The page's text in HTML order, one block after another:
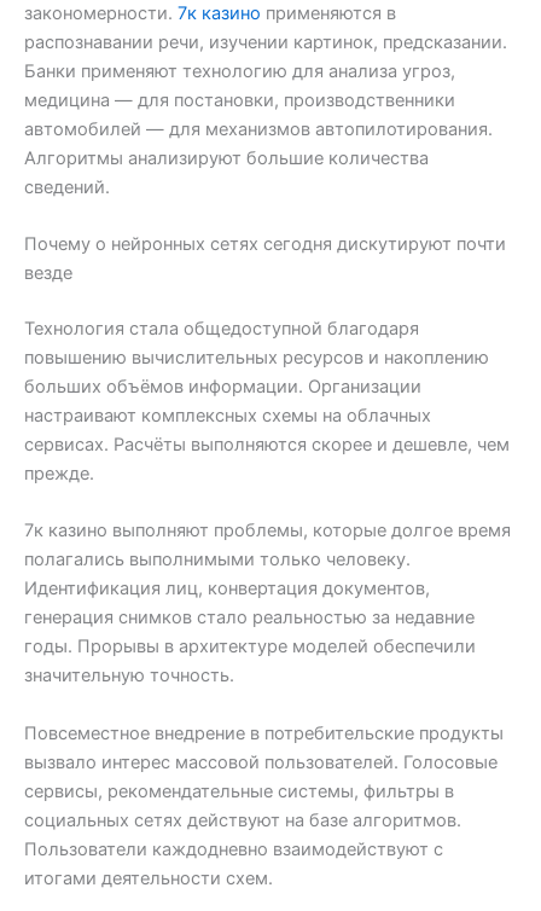
закономерности. 7к казино применяются в
распознавании речи, изучении картинок, предсказании.
Банки применяют технологию для анализа угроз,
медицина — для постановки, производственники
автомобилей — для механизмов автопилотирования.
Алгоритмы анализируют большие количества
сведений.
Почему о нейронных сетях сегодня дискутируют почти
везде
Технология стала общедоступной благодаря
повышению вычислительных ресурсов и накоплению
больших объёмов информации. Организации
настраивают комплексных схемы на облачных
сервисах. Расчёты выполняются скорее и дешевле, чем
прежде.
7к казино выполняют проблемы, которые долгое время
полагались выполнимыми только человеку.
Идентификация лиц, конвертация документов,
генерация снимков стало реальностью за недавние
годы. Прорывы в архитектуре моделей обеспечили
значительную точность.
Повсеместное внедрение в потребительские продукты
вызвало интерес массовой пользователей. Голосовые
сервисы, рекомендательные системы, фильтры в
социальных сетях действуют на базе алгоритмов.
Пользователи каждодневно взаимодействуют с
итогами деятельности схем.